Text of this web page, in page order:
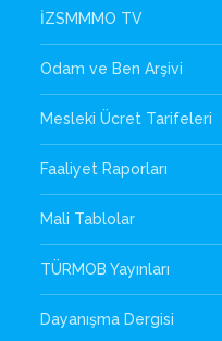
İZSMMMO TV
Odam ve Ben Arşivi
Mesleki Ücret Tarifeleri
Faaliyet Raporları
Mali Tablolar
TÜRMOB Yayınları
Dayanışma Dergisi